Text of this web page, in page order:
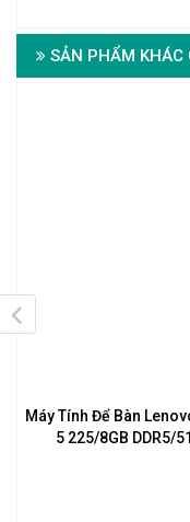
SẢN PHẨM KHÁC
Máy Tính Để Bàn
5 225/8GB DDR5/